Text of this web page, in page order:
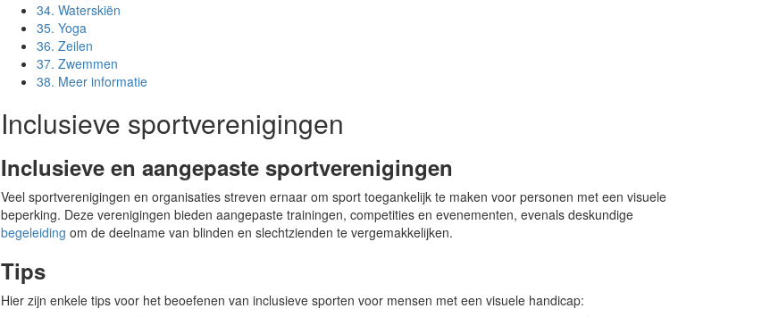
34. Waterskiën
35. Yoga
36. Zeilen
37. Zwemmen
38. Meer informatie
Inclusieve sportverenigingen
Inclusieve en aangepaste sportverenigingen
Veel sportverenigingen en organisaties streven ernaar om sport toegankelijk te maken voor personen met een visuele
beperking. Deze verenigingen bieden aangepaste trainingen, competities en evenementen, evenals deskundige
begeleiding om de deelname van blinden en slechtzienden te vergemakkelijken.
Tips
Hier zijn enkele tips voor het beoefenen van inclusieve sporten voor mensen met een visuele handicap: